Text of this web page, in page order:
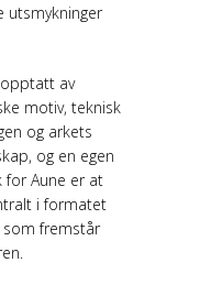
utsmykninger
av
motiv, teknisk
og arkets
og en egen
for Aune er at
i formatet
fremstår